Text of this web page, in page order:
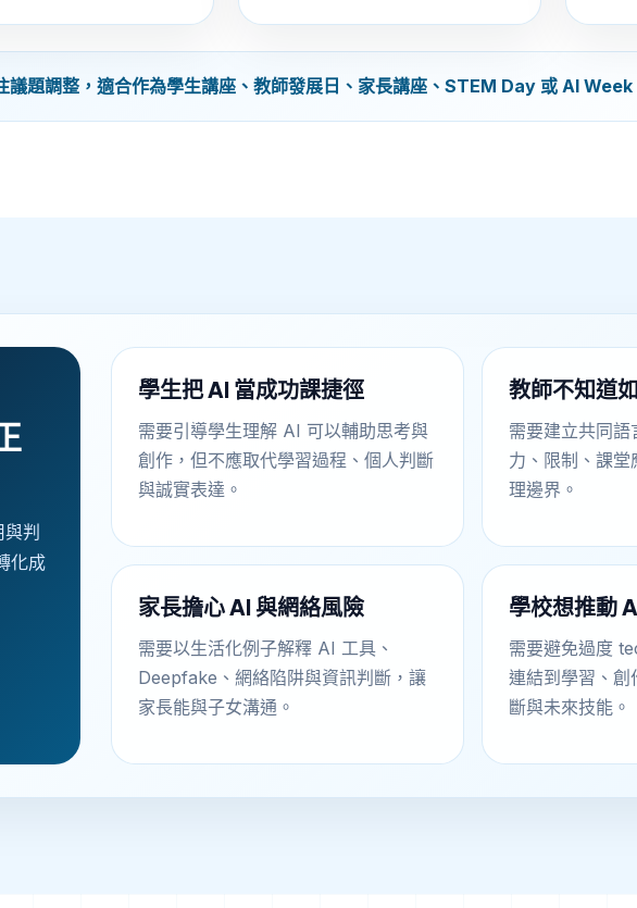
題調整，適合作為學生講座、教師發展日、家長講座、STEM Day 或 AI Week
判
化成
學生把 AI 當成功課捷徑
需要引導學生理解 AI 可以輔助思考與
創作，但不應取代學習過程、個人判斷
與誠實表達。
教師不知道
需要建立共同
力、限制、課
理邊界。
家長擔心 AI 與網絡風險
需要以生活化例子解釋 AI 工具、
Deepfake、網絡陷阱與資訊判斷，讓
家長能與子女溝通。
學校想推動
需要避免過度
連結到學習、創
斷與未來技能。